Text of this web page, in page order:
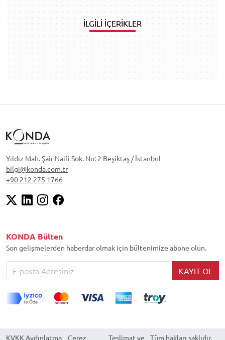
İLGİLİ İÇERİKLER
Yıldız Mah. Şair Naifi Sok. No: 2 Beşiktaş / İstanbul
bilgi@konda.com.tr
+90 212 275 1766
KONDA Bülten
Son gelişmelerden haberdar olmak için bültenimize abone olun.
KAYIT OL
KVKK Aydınlatma Çerez Teslimat ve Tüm hakları saklıdır.